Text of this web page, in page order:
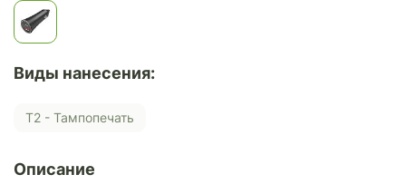
Виды нанесения:
Т2 - Тампопечать
Описание